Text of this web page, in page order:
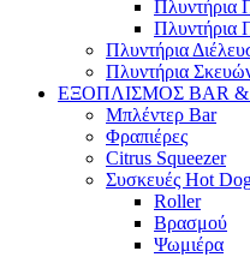
Πλυντήρια
Πλυντήρια
Πλυντήρια
Πλυντήρια
ΕΞΟΠΛΙΣΜΟΣ BAR &
Μπλέντερ Bar
Φραπιέρες
Citrus Squeezer
Συσκευές Hot
Roller
Βρασμού
Ψωμιέρα